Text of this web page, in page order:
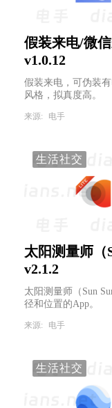
假装来电/微
v1.0.12
假装来电，可伪装
风格，拟真度高。
来源: 电手
生活社交
太阳测量师（
v2.1.2
太阳测量师（Sun
径和位置的App。
来源: 电手
生活社交